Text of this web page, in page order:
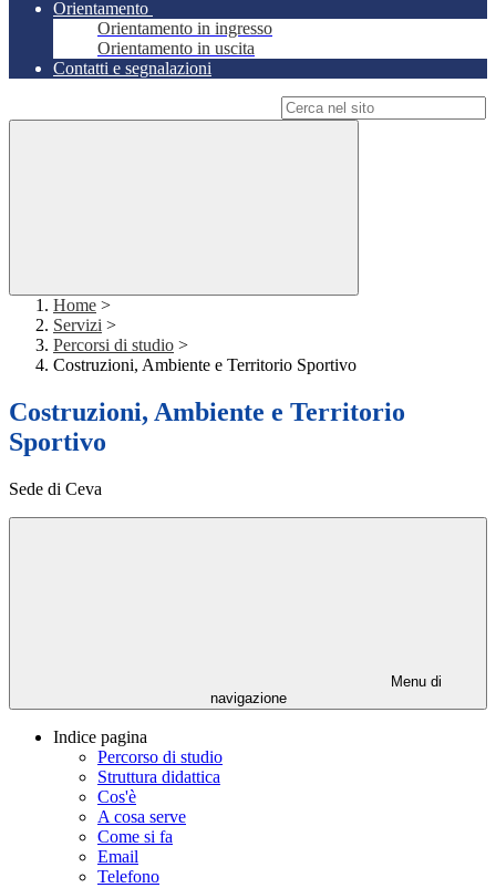
Orientamento
Orientamento in ingresso
Orientamento in uscita
Contatti e segnalazioni
Home >
Servizi >
Percorsi di studio >
Costruzioni, Ambiente e Territorio Sportivo
Costruzioni, Ambiente e Territorio
Sportivo
Sede di Ceva
Menu di
navigazione
Indice pagina
Percorso di studio
Struttura didattica
Cos'è
A cosa serve
Come si fa
Email
Telefono